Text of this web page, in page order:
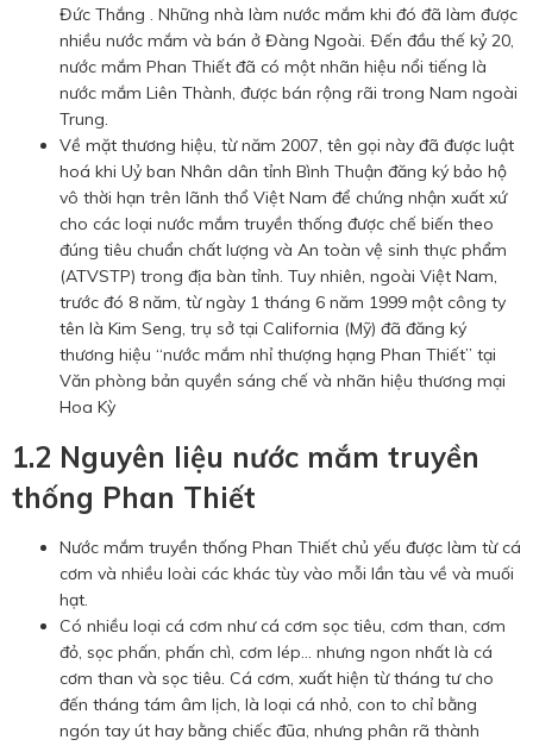
Đức Thắng . Những nhà làm nước mắm khi đó đã làm được
nhiều nước mắm và bán ở Đàng Ngoài. Ðến đầu thế kỷ 20,
nước mắm Phan Thiết đã có một nhãn hiệu nổi tiếng là
nước mắm Liên Thành, được bán rộng rãi trong Nam ngoài
Trung.
Về mặt thương hiệu, từ năm 2007, tên gọi này đã được luật
hoá khi Uỷ ban Nhân dân tỉnh Bình Thuận đăng ký bảo hộ
vô thời hạn trên lãnh thổ Việt Nam để chứng nhận xuất xứ
cho các loại nước mắm truyền thống được chế biến theo
đúng tiêu chuẩn chất lượng và An toàn vệ sinh thực phẩm
(ATVSTP) trong địa bàn tỉnh. Tuy nhiên, ngoài Việt Nam,
trước đó 8 năm, từ ngày 1 tháng 6 năm 1999 một công ty
tên là Kim Seng, trụ sở tại California (Mỹ) đã đăng ký
thương hiệu “nước mắm nhỉ thượng hạng Phan Thiết” tại
Văn phòng bản quyền sáng chế và nhãn hiệu thương mại
Hoa Kỳ
1.2 Nguyên liệu nước mắm truyền
thống Phan Thiết
Nước mắm truyền thống Phan Thiết chủ yếu được làm từ cá
cơm và nhiều loài các khác tùy vào mỗi lần tàu về và muối
hạt.
Có nhiều loại cá cơm như cá cơm sọc tiêu, cơm than, cơm
đỏ, sọc phấn, phấn chì, cơm lép… nhưng ngon nhất là cá
cơm than và sọc tiêu. Cá cơm, xuất hiện từ tháng tư cho
đến tháng tám âm lịch, là loại cá nhỏ, con to chỉ bằng
ngón tay út hay bằng chiếc đũa, nhưng phân rã thành